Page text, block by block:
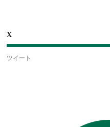
X
ツイート